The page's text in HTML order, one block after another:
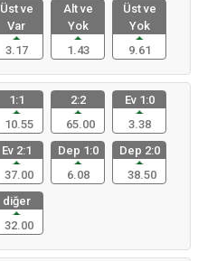
Üst ve
Var
3.17
Alt ve
Yok
1.43
Üst ve
Yok
9.61
1:1
10.55
2:2
65.00
Ev 1:0
3.38
Ev 2:1
37.00
Dep 1:0
6.08
Dep 2:0
38.50
diğer
32.00